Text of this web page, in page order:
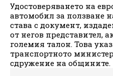
Удостоверяването на
автомобил за ползване
става с документ,
от негов представител,
големия талон. Това
транспортното
сдружение на общините.